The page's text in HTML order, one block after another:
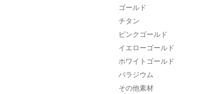
ゴールド
チタン
ピンクゴールド
イエローゴールド
ホワイトゴールド
パラジウム
その他素材